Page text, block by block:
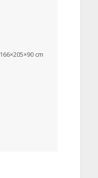
166×205×90 cm